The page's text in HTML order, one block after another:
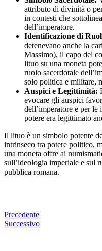
attributo di divinità o
in contesti che
dell’imperatore.
Identificazione di
detenevano anche la
Massimo), il capo del
lituo su una moneta
ruolo sacerdotale
solo politica e militare,
Auspici e Legittimità:
evocare gli auspici
dell’imperatore e per
potere era legittimato
Il lituo è un simbolo potente
intrinseco tra potere politico,
una moneta offre ai
sull’ideologia imperiale e sul
pubblica romana.
Precedente
Successivo